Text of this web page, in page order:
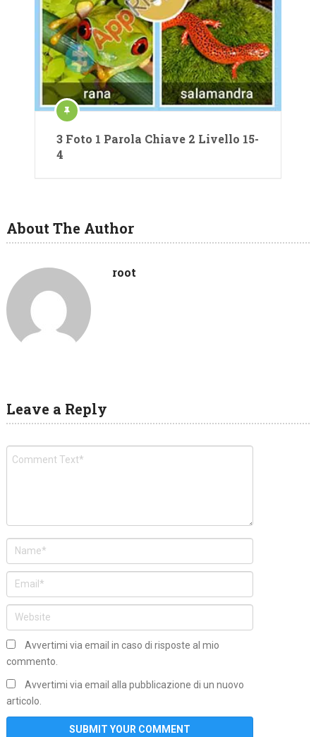
3 Foto 1 Parola Chiave 2 Livello 15-
4
About The Author
root
Leave a Reply
Avvertimi via email in caso di risposte al mio
commento.
Avvertimi via email alla pubblicazione di un nuovo
articolo.